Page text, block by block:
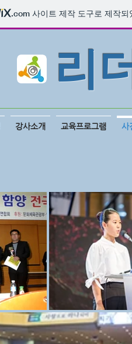
.com 사이트 제작 도구로 제작
리
강사소개 교육프로그램 사